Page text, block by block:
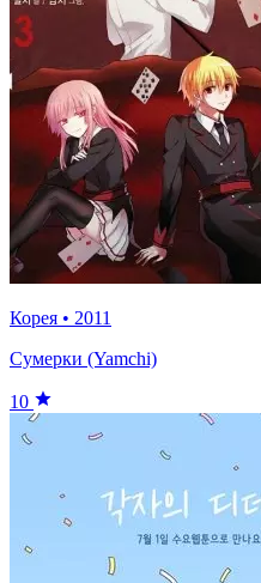
Корея • 2011
Сумерки (Yamchi)
10